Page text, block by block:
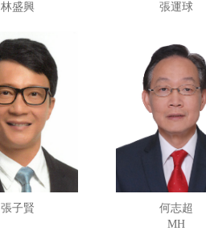
林盛興 張運球
張子賢
何志超
MH